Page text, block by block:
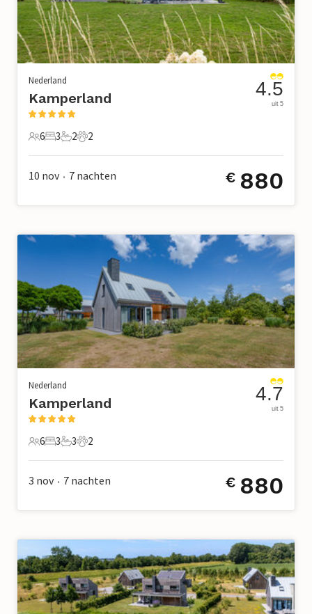
Nederland
Kamperland
6 Gasten
6
3 Slaapkamers
3
2 Badkamers
2
2 Huisdieren
2
4.5
uit 5
10 nov • 7 nachten € 880
Nederland
Kamperland
6 Gasten
6
3 Slaapkamers
3
3 Badkamers
3
2 Huisdieren
2
4.7
uit 5
3 nov • 7 nachten € 880